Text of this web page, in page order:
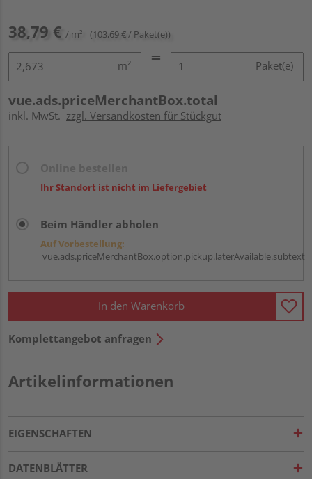
38,79 € / m² (103,69 € / Paket(e))
m² Paket(e)
vue.ads.priceMerchantBox.total
inkl. MwSt. zzgl. Versandkosten für Stückgut
Ihr Standort ist nicht im Liefergebiet
Beim Händler abholen
Auf Vorbestellung:
vue.ads.priceMerchantBox.option.pickup.laterAvailable.subtext
In den Warenkorb
Komplettangebot anfragen
Artikelinformationen
EIGENSCHAFTEN
DATENBLÄTTER